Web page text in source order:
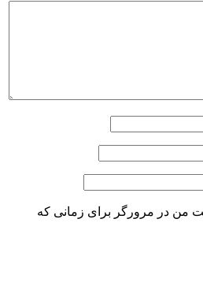
من در مرورگر برای زمانی که